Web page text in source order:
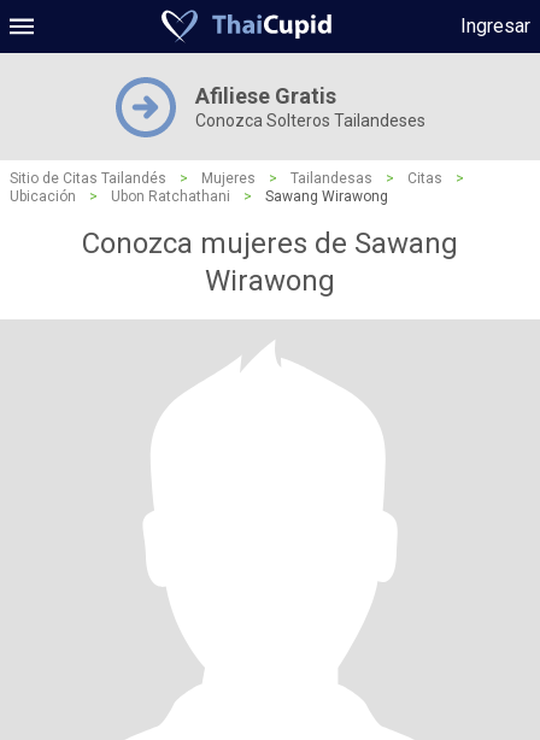
Ingresar
Afiliese Gratis
Conozca Solteros Tailandeses
Sitio de Citas Tailandés > Mujeres > Tailandesas > Citas
>
Ubicación
> Ubon Ratchathani > Sawang Wirawong
Conozca mujeres de Sawang
Wirawong